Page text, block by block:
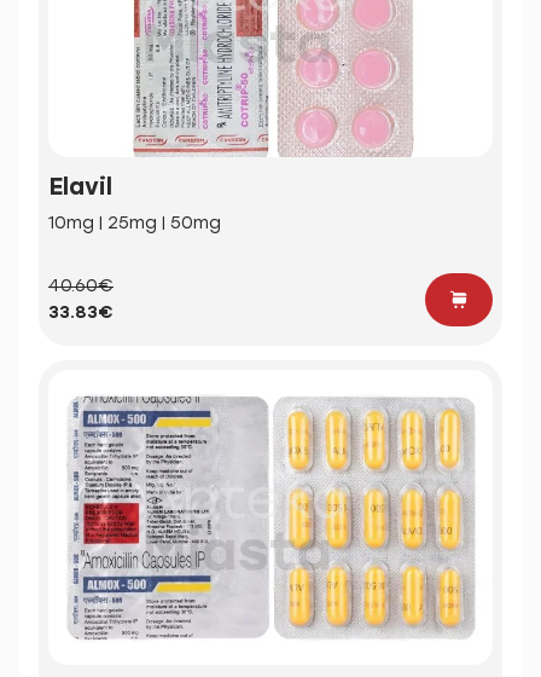
Elavil
10mg | 25mg | 50mg
40.60€
33.83€